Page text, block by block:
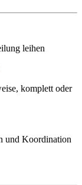
leihen
komplett oder
und Koordination